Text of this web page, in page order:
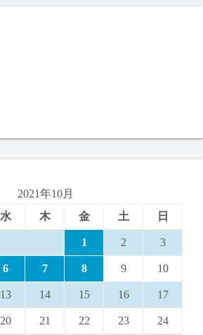
2021年10月
水 木 金 土 日
1 2 3
6 7 8 9 10
13 14 15 16 17
20 21 22 23 24